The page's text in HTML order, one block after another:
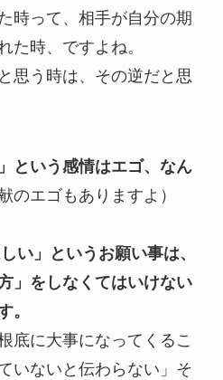
時って、相手が自分の期
た時、ですよね。
思う時は、その逆だと思
という感情はエゴ、なん
のエゴもありますよ）
い」というお願い事は、
」をしなくてはいけない
。
底に大事になってくるこ
いないと伝わらない」そ